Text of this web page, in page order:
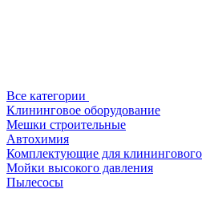
Все категории
Клининговое оборудование
Мешки строительные
Автохимия
Комплектующие для
Мойки высокого давления
Пылесосы